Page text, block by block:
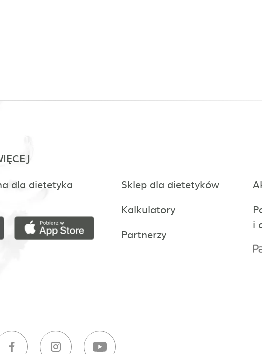
dla dietetyka
Sklep dla dietetyków
Kalkulatory
Partnerzy
i